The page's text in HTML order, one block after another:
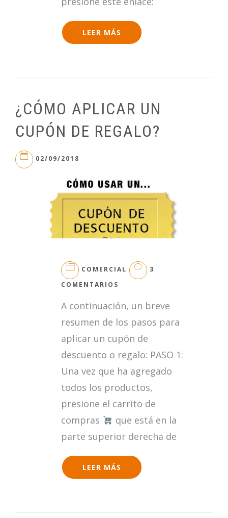
LEER MÁS
¿CÓMO APLICAR UN
CUPÓN DE REGALO?
02/09/2018
COMERCIAL
3
COMENTARIOS
APLICAR
CUPÓN
DE
A continuación, un breve
resumen de los pasos para
aplicar un cupón de
descuento o regalo: PASO 1:
Una vez que ha agregado
todos los productos,
presione el carrito de
compras
que está en la
parte superior derecha de
LEER MÁS